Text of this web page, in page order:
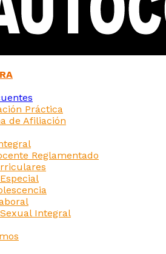
Práctica
de Afiliación
Reglamentado
Integral